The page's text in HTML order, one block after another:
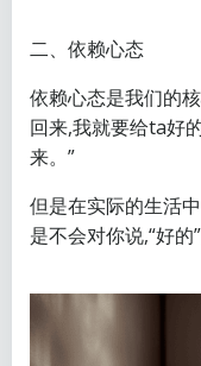
二、依赖心态
依赖心态是我们的
回来,我就要给ta好
来。”
但是在实际的生活
是不会对你说,“好的